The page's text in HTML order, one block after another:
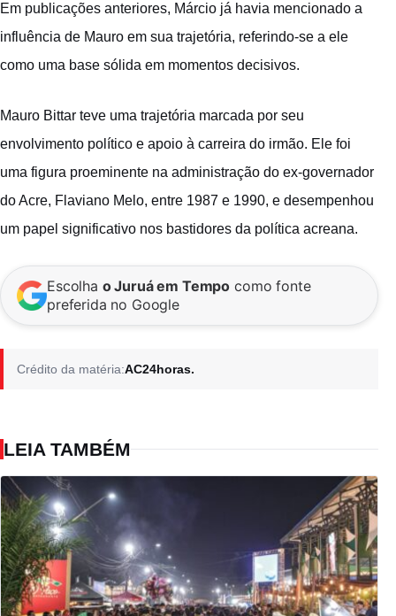
Em publicações anteriores, Márcio já havia mencionado a
influência de Mauro em sua trajetória, referindo-se a ele
como uma base sólida em momentos decisivos.
Mauro Bittar teve uma trajetória marcada por seu
envolvimento político e apoio à carreira do irmão. Ele foi
uma figura proeminente na administração do ex-governador
do Acre, Flaviano Melo, entre 1987 e 1990, e desempenhou
um papel significativo nos bastidores da política acreana.
Escolha o Juruá em Tempo como fonte
preferida no Google
Crédito da matéria:AC24horas.
LEIA TAMBÉM